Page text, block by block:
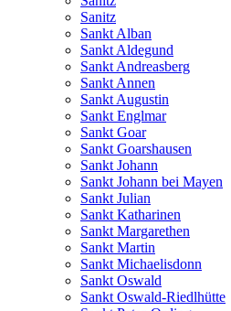
Sanitz
Sankt Alban
Sankt Aldegund
Sankt Andreasberg
Sankt Annen
Sankt Augustin
Sankt Englmar
Sankt Goar
Sankt Goarshausen
Sankt Johann
Sankt Johann bei Mayen
Sankt Julian
Sankt Katharinen
Sankt Margarethen
Sankt Martin
Sankt Michaelisdonn
Sankt Oswald
Sankt Oswald-Riedlhütte